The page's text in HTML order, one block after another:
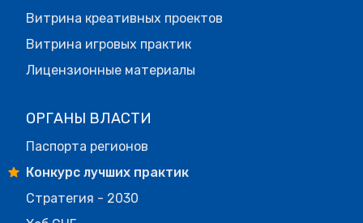
Витрина креативных проектов
Витрина игровых практик
Лицензионные материалы
ОРГАНЫ ВЛАСТИ
Паспорта регионов
Конкурс лучших практик
Стратегия - 2030